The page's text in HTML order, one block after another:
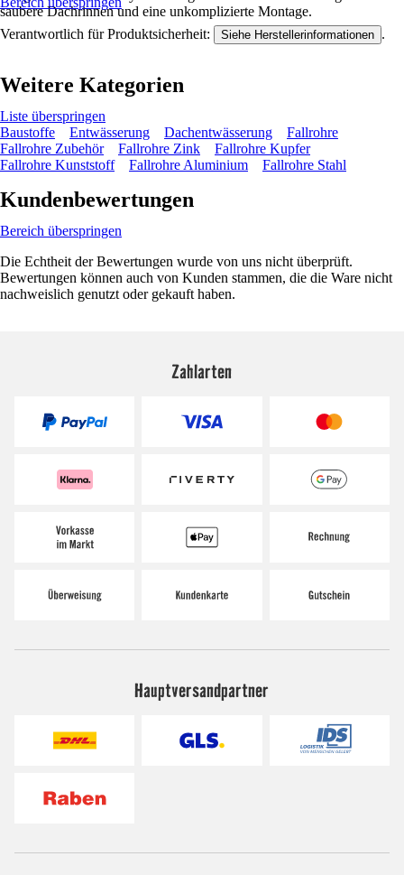
saubere Dachrinnen und eine unkomplizierte Montage.
Verantwortlich für Produktsicherheit: Siehe Herstellerinformationen .
Weitere Kategorien
Liste überspringen
Baustoffe
Entwässerung Dachentwässerung
Fallrohre
Fallrohre Zubehör
Fallrohre Zink
Fallrohre Kupfer
Fallrohre Kunststoff
Fallrohre Aluminium Fallrohre Stahl
Kundenbewertungen
Bereich überspringen
Die Echtheit der Bewertungen wurde von uns nicht überprüft.
Bewertungen können auch von Kunden stammen, die die Ware nicht
nachweislich genutzt oder gekauft haben.
Zahlarten
Hauptversandpartner